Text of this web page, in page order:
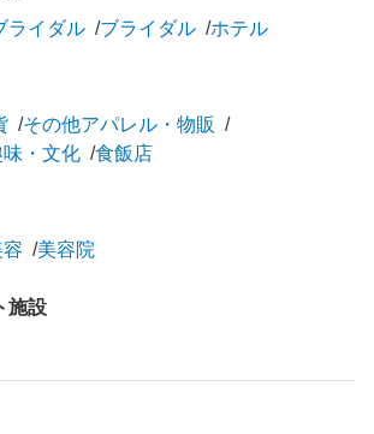
ライダル
ブライダル ホテル
その他アパレル・物販
味・文化 食飯店
美容院
施設